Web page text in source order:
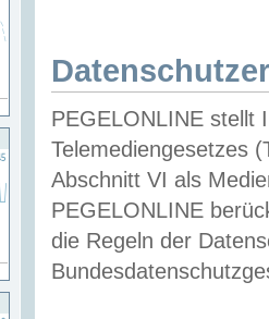
PEGELONLINE stellt
Telemediengesetzes
Abschnitt VI als
PEGELONLINE
die Regeln der